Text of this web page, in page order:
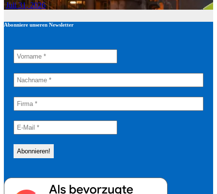
Juli 31, 2026
Abonniere unseren Newsletter